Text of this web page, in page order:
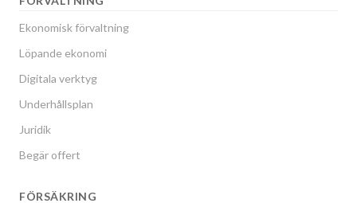
Ekonomisk förvaltning
Löpande ekonomi
Digitala verktyg
Underhållsplan
Juridik
Begär offert
FÖRSÄKRING